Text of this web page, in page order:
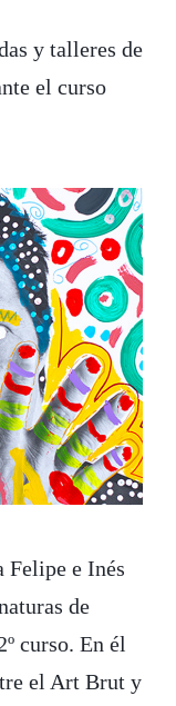
y talleres de
el curso
Felipe e Inés
de
curso. En él
el Art Brut y